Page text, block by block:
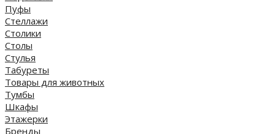
Пуфы
Стеллажи
Столики
Столы
Стулья
Табуреты
Товары для животных
Тумбы
Шкафы
Этажерки
Бренды